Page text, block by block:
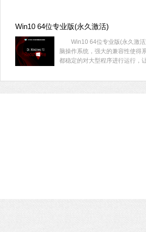
Win10 64位专业版(永久激活)
Win10 64位专业版(永久激活
脑操作系统，强大的兼容性使得
都稳定的对大型程序进行运行，